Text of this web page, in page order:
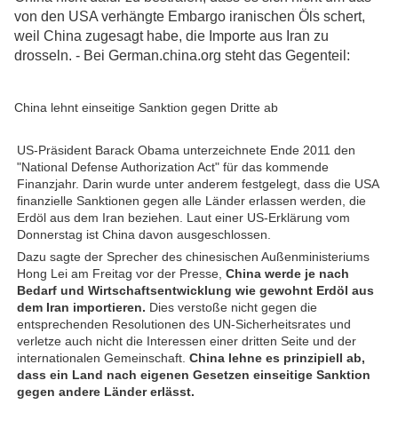
von den USA verhängte Embargo iranischen Öls schert,
weil China zugesagt habe, die Importe aus Iran zu
drosseln. - Bei German.china.org steht das Gegenteil:
China lehnt einseitige Sanktion gegen Dritte ab
US-Präsident Barack Obama unterzeichnete Ende 2011 den
"National Defense Authorization Act" für das kommende
Finanzjahr. Darin wurde unter anderem festgelegt, dass die USA
finanzielle Sanktionen gegen alle Länder erlassen werden, die
Erdöl aus dem Iran beziehen. Laut einer US-Erklärung vom
Donnerstag ist China davon ausgeschlossen.
Dazu sagte der Sprecher des chinesischen Außenministeriums
Hong Lei am Freitag vor der Presse, China werde je nach
Bedarf und Wirtschaftsentwicklung wie gewohnt Erdöl aus
dem Iran importieren. Dies verstoße nicht gegen die
entsprechenden Resolutionen des UN-Sicherheitsrates und
verletze auch nicht die Interessen einer dritten Seite und der
internationalen Gemeinschaft. China lehne es prinzipiell ab,
dass ein Land nach eigenen Gesetzen einseitige Sanktion
gegen andere Länder erlässt.